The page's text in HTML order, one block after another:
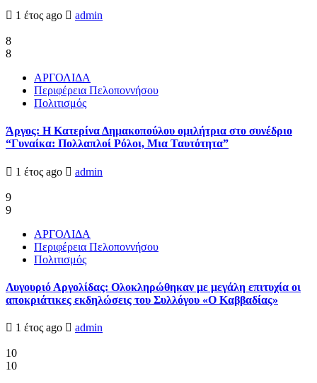
1 έτος ago admin
8
8
ΑΡΓΟΛΙΔΑ
Περιφέρεια Πελοποννήσου
Πολιτισμός
Άργος: Η Κατερίνα Δημακοπούλου ομιλήτρια στο συνέδριο
“Γυναίκα: Πολλαπλοί Ρόλοι, Μια Ταυτότητα”
1 έτος ago admin
9
9
ΑΡΓΟΛΙΔΑ
Περιφέρεια Πελοποννήσου
Πολιτισμός
Λυγουριό Αργολίδας: Ολοκληρώθηκαν με μεγάλη επιτυχία οι
αποκριάτικες εκδηλώσεις του Συλλόγου «Ο Καββαδίας»
1 έτος ago admin
10
10